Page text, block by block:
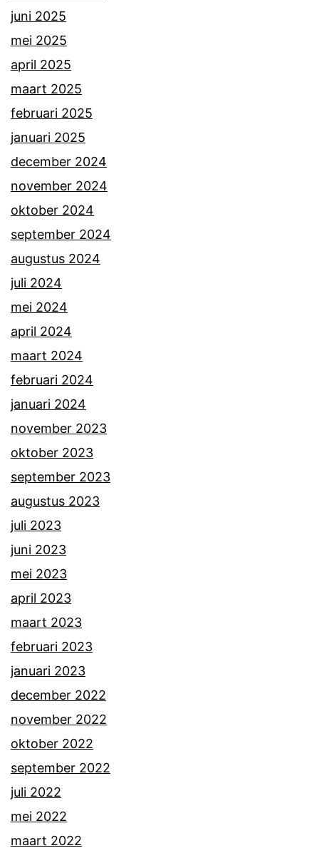
juni 2025
mei 2025
april 2025
maart 2025
februari 2025
januari 2025
december 2024
november 2024
oktober 2024
september 2024
augustus 2024
juli 2024
mei 2024
april 2024
maart 2024
februari 2024
januari 2024
november 2023
oktober 2023
september 2023
augustus 2023
juli 2023
juni 2023
mei 2023
april 2023
maart 2023
februari 2023
januari 2023
december 2022
november 2022
oktober 2022
september 2022
juli 2022
mei 2022
maart 2022